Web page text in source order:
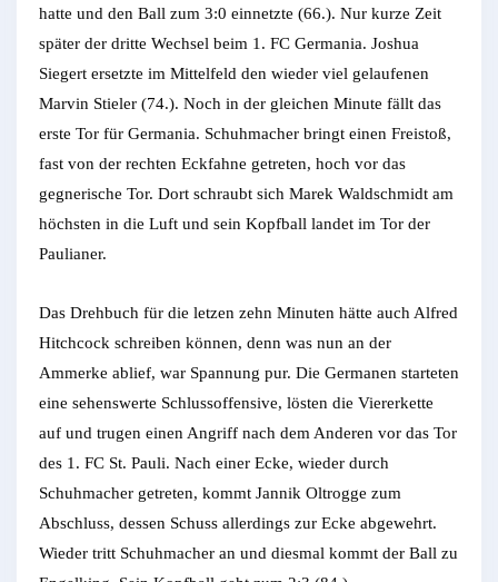
hatte und den Ball zum 3:0 einnetzte (66.). Nur kurze Zeit
später der dritte Wechsel beim 1. FC Germania. Joshua
Siegert ersetzte im Mittelfeld den wieder viel gelaufenen
Marvin Stieler (74.). Noch in der gleichen Minute fällt das
erste Tor für Germania. Schuhmacher bringt einen Freistoß,
fast von der rechten Eckfahne getreten, hoch vor das
gegnerische Tor. Dort schraubt sich Marek Waldschmidt am
höchsten in die Luft und sein Kopfball landet im Tor der
Paulianer.
Das Drehbuch für die letzen zehn Minuten hätte auch Alfred
Hitchcock schreiben können, denn was nun an der
Ammerke ablief, war Spannung pur. Die Germanen starteten
eine sehenswerte Schlussoffensive, lösten die Viererkette
auf und trugen einen Angriff nach dem Anderen vor das Tor
des 1. FC St. Pauli. Nach einer Ecke, wieder durch
Schuhmacher getreten, kommt Jannik Oltrogge zum
Abschluss, dessen Schuss allerdings zur Ecke abgewehrt.
Wieder tritt Schuhmacher an und diesmal kommt der Ball zu